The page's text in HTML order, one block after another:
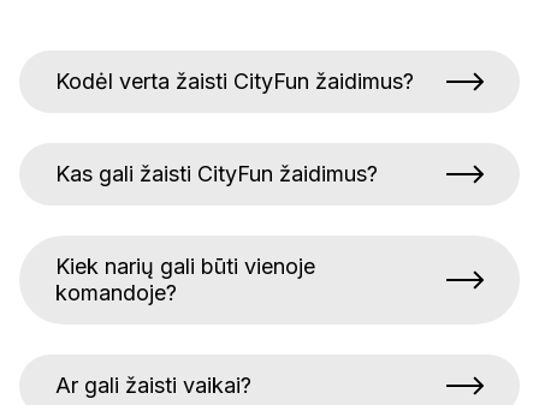
Kodėl verta žaisti CityFun žaidimus?
Kas gali žaisti CityFun žaidimus?
Kiek narių gali būti vienoje
komandoje?
Ar gali žaisti vaikai?